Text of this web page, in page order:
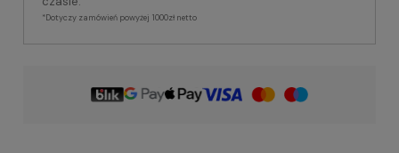
*Dotyczy zamówień powyżej 1000zł netto